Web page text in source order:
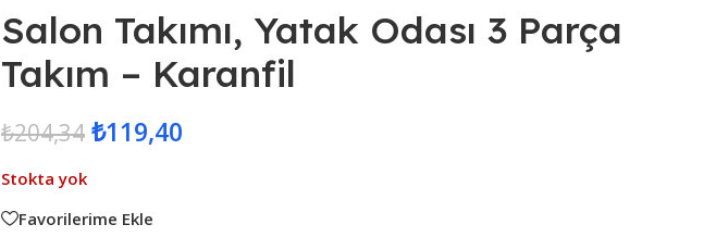
Salon Takımı, Yatak Odası 3 Parça
Takım – Karanfil
₺204,34 ₺119,40
Stokta yok
Favorilerime Ekle